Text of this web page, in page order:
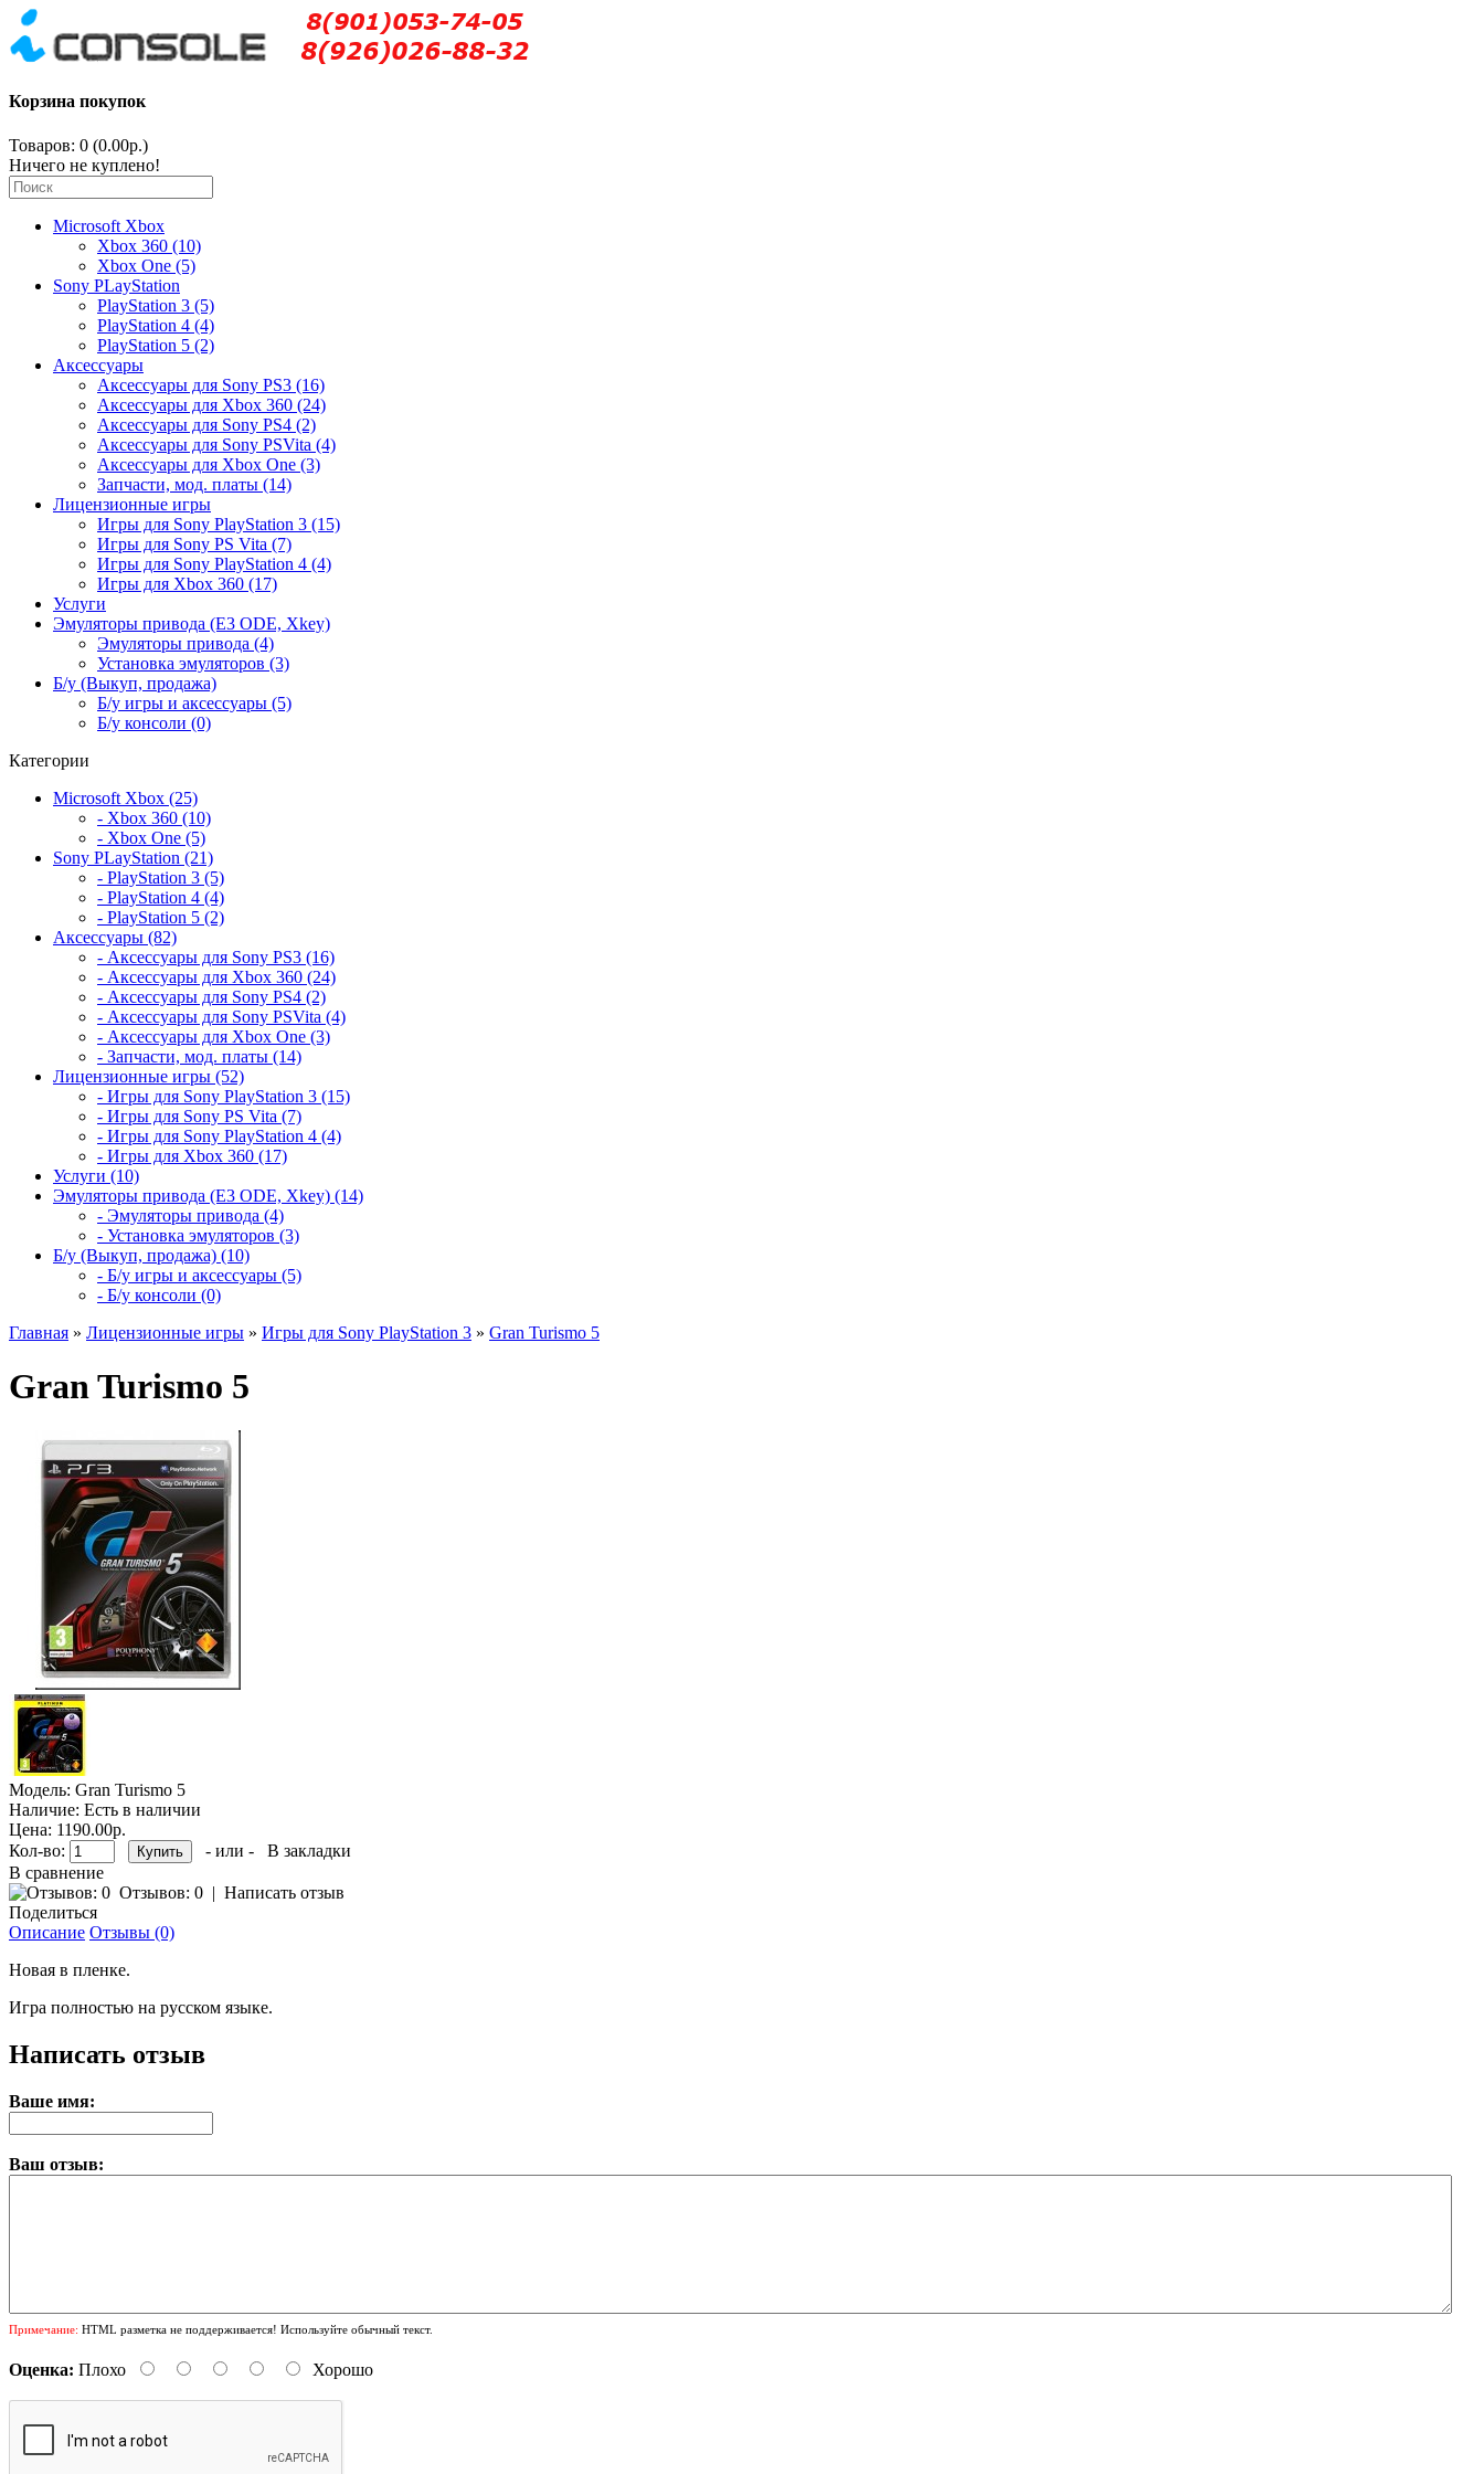
Корзина покупок
Товаров: 0 (0.00р.)
Ничего не куплено!
Microsoft Xbox
Xbox 360 (10)
Xbox One (5)
Sony PLayStation
PlayStation 3 (5)
PlayStation 4 (4)
PlayStation 5 (2)
Аксессуары
Аксессуары для Sony PS3 (16)
Аксессуары для Xbox 360 (24)
Аксессуары для Sony PS4 (2)
Аксессуары для Sony PSVita (4)
Аксессуары для Xbox One (3)
Запчасти, мод. платы (14)
Лицензионные игры
Игры для Sony PlayStation 3 (15)
Игры для Sony PS Vita (7)
Игры для Sony PlayStation 4 (4)
Игры для Xbox 360 (17)
Услуги
Эмуляторы привода (E3 ODE, Xkey)
Эмуляторы привода (4)
Установка эмуляторов (3)
Б/у (Выкуп, продажа)
Б/у игры и аксессуары (5)
Б/у консоли (0)
Категории
Microsoft Xbox (25)
- Xbox 360 (10)
- Xbox One (5)
Sony PLayStation (21)
- PlayStation 3 (5)
- PlayStation 4 (4)
- PlayStation 5 (2)
Аксессуары (82)
- Аксессуары для Sony PS3 (16)
- Аксессуары для Xbox 360 (24)
- Аксессуары для Sony PS4 (2)
- Аксессуары для Sony PSVita (4)
- Аксессуары для Xbox One (3)
- Запчасти, мод. платы (14)
Лицензионные игры (52)
- Игры для Sony PlayStation 3 (15)
- Игры для Sony PS Vita (7)
- Игры для Sony PlayStation 4 (4)
- Игры для Xbox 360 (17)
Услуги (10)
Эмуляторы привода (E3 ODE, Xkey) (14)
- Эмуляторы привода (4)
- Установка эмуляторов (3)
Б/у (Выкуп, продажа) (10)
- Б/у игры и аксессуары (5)
- Б/у консоли (0)
Главная » Лицензионные игры » Игры для Sony PlayStation 3 » Gran Turismo 5
Gran Turismo 5
Модель: Gran Turismo 5
Наличие: Есть в наличии
Цена: 1190.00р.
Кол-во:
- или -
В закладки
В сравнение
Отзывов: 0 | Написать отзыв
Поделиться
Описание Отзывы (0)
Новая в пленке.
Игра полностью на русском языке.
Написать отзыв
Ваше имя:
Ваш отзыв:
Примечание: HTML разметка не поддерживается! Используйте обычный текст.
Оценка: Плохо Хорошо